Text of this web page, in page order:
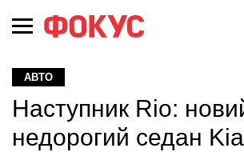
АВТО
Наступник Rio:
недорогий седан